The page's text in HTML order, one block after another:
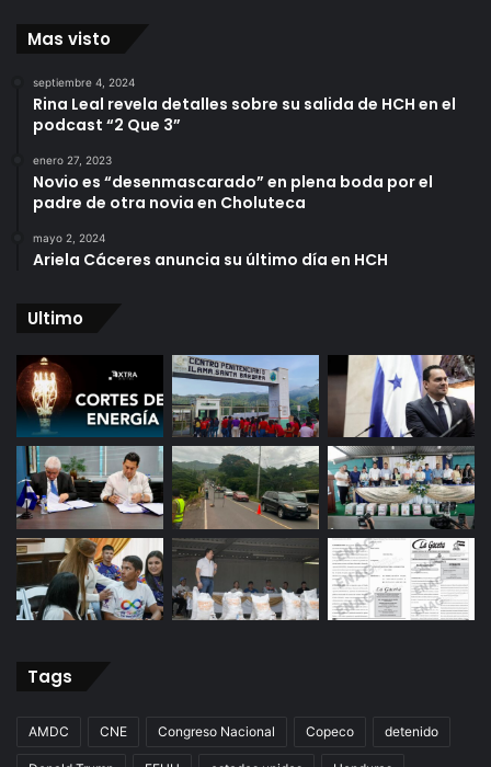
Mas visto
septiembre 4, 2024
Rina Leal revela detalles sobre su salida de HCH en el
podcast “2 Que 3”
enero 27, 2023
Novio es “desenmascarado” en plena boda por el
padre de otra novia en Choluteca
mayo 2, 2024
Ariela Cáceres anuncia su último día en HCH
Ultimo
Tags
AMDC CNE Congreso Nacional Copeco detenido